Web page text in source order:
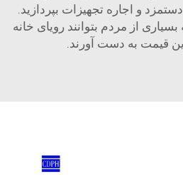
و اجاره تجهیزات بپردازید.
از مردم بتوانند رویای خانه
قیمت به دست آورند.